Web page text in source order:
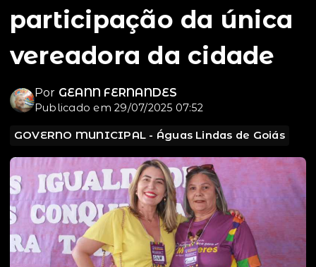
participação da única
vereadora da cidade
Por GEANN FERNANDES
Publicado em 29/07/2025 07:52
GOVERNO MUNICIPAL - Águas Lindas de Goiás